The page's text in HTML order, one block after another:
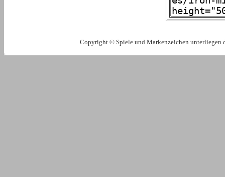
Copyright © Spiele und Markenzeichen unterliegen